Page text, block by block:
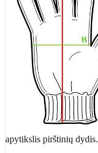
apytikslis pirštinių dydis.